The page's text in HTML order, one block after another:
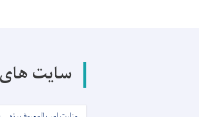
سایت